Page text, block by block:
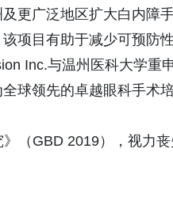
更广泛地区扩大白内障
项目有助于减少可预防
Inc.与温州医科大学重
球领先的卓越眼科手术
（GBD 2019），视力